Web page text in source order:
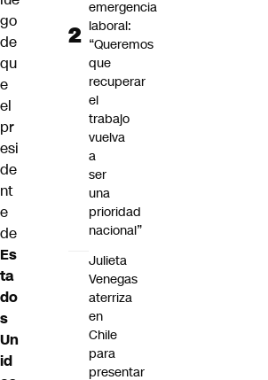
go
de
qu
e
el
pr
esi
de
nt
e
de
Es
ta
do
s
Un
id
emergencia
laboral:
“Queremos
que
recuperar
el
trabajo
vuelva
a
ser
una
prioridad
nacional”
Julieta
Venegas
aterriza
en
Chile
para
presentar